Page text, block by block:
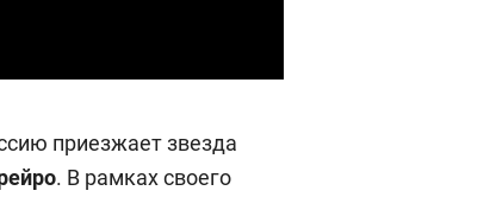
приезжает звезда
. В рамках своего